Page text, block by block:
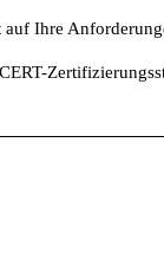
Ihre